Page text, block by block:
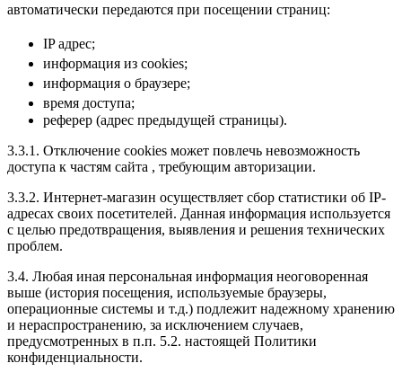
автоматически передаются при посещении страниц:
IP адрес;
информация из cookies;
информация о браузере;
время доступа;
реферер (адрес предыдущей страницы).
3.3.1. Отключение cookies может повлечь невозможность
доступа к частям сайта , требующим авторизации.
3.3.2. Интернет-магазин осуществляет сбор статистики об IP-
адресах своих посетителей. Данная информация используется
с целью предотвращения, выявления и решения технических
проблем.
3.4. Любая иная персональная информация неоговоренная
выше (история посещения, используемые браузеры,
операционные системы и т.д.) подлежит надежному хранению
и нераспространению, за исключением случаев,
предусмотренных в п.п. 5.2. настоящей Политики
конфиденциальности.